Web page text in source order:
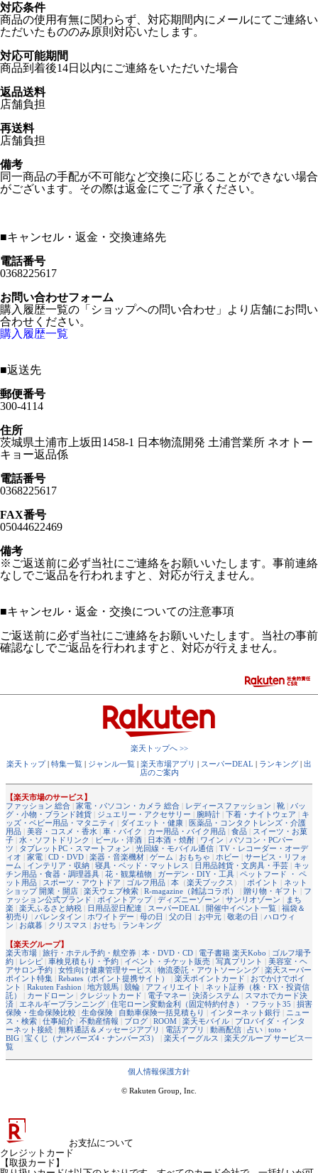
対応条件
商品の使用有無に関わらず、対応期間内にメールにてご連絡い
ただいたもののみ原則対応いたします。
対応可能期間
商品到着後14日以内にご連絡をいただいた場合
返品送料
店舗負担
再送料
店舗負担
備考
同一商品の手配が不可能など交換に応じることができない場合
がございます。その際は返金にてご了承ください。
■キャンセル・返金・交換連絡先
電話番号
0368225617
お問い合わせフォーム
購入履歴一覧の「ショップヘの問い合わせ」より店舗にお問い
合わせください。
購入履歴一覧
■返送先
郵便番号
300-4114
住所
茨城県土浦市上坂田1458-1 日本物流開発 土浦営業所 ネオトー
キョー返品係
電話番号
0368225617
FAX番号
05044622469
備考
※ご返送前に必ず当社にご連絡をお願いいたします。事前連絡
なしでご返品を行われますと、対応が行えません。
■キャンセル・返金・交換についての注意事項
ご返送前に必ず当社にご連絡をお願いいたします。当社の事前
確認なしでご返品を行われますと、対応が行えません。
楽天トップへ >>
楽天トップ| 特集一覧 | ジャンル一覧 | 楽天市場アプリ | スーパーDEAL | ランキング | 出
店のご案内
【楽天市場のサービス】
ファッション 総合 | 家電・パソコン・カメラ 総合 | レディースファッション | 靴 | バッ
グ・小物・ブランド雑貨 | ジュエリー・アクセサリー | 腕時計 | 下着・ナイトウェア | キ
ッズ・ベビー用品・マタニティ | ダイエット・健康 | 医薬品・コンタクトレンズ・介護
用品 | 美容・コスメ・香水 | 車・バイク | カー用品・バイク用品 | 食品 | スイーツ・お菓
子 | 水・ソフトドリンク | ビール・洋酒 | 日本酒・焼酎 | ワイン | パソコン・PCパー
ツ | タブレットPC・スマートフォン | 光回線・モバイル通信 | TV・レコーダー・オーデ
ィオ | 家電 | CD・DVD | 楽器・音楽機材 | ゲーム | おもちゃ | ホビー | サービス・リフォ
ーム | インテリア・収納 | 寝具・ベッド・マットレス | 日用品雑貨・文房具・手芸 | キッ
チン用品・食器・調理器具 | 花・観葉植物 | ガーデン・DIY・工具 | ペットフード ・ ペ
ット用品 | スポーツ・アウトドア | ゴルフ用品 | 本 （楽天ブックス ） | ポイント | ネット
ショップ 開業・開店 | 楽天ウェブ検索 | R-magazine（雑誌コラボ） | 贈り物・ギフト | フ
ァッション公式ブランド | ポイントアップ| ディズニーゾーン | サンリオゾーン | まち
楽 | 楽天ふるさと納税 | 日用品翌日配達 | スーパーDEAL | 開催中イベント一覧 | 福袋＆
初売り | バレンタイン | ホワイトデー | 母の日 | 父の日 | お中元 | 敬老の日 | ハロウィ
ン | お歳暮 | クリスマス | おせち | ランキング
【楽天グループ】
楽天市場 | 旅行・ホテル予約・航空券 | 本・DVD・CD | 電子書籍 楽天Kobo | ゴルフ場予
約 | レシピ | 車検見積もり・予約 | イベント・チケット販売 | 写真プリント | 美容室・ヘ
アサロン予約 | 女性向け健康管理サービス | 物流委託・アウトソーシング | 楽天スーパー
ポイント特集 | Rebates（ポイント提携サイト） | 楽天ポイントカード | おでかけでポイ
ント | Rakuten Fashion | 地方競馬 | 競輪 | アフィリエイト | ネット証券（株・FX・投資信
託）
| カードローン | クレジットカード | 電子マネー | 決済システム | スマホでカード決
済 | エネルギープランニング | 住宅ローン変動金利（固定特約付き）・フラット35 | 損害
保険・生命保険比較 | 生命保険 | 自動車保険一括見積もり | インターネット銀行 | ニュー
ス・検索 | 仕事紹介 | 不動産情報 | ブログ | ROOM | 楽天モバイル | プロバイダ・インタ
ーネット接続 | 無料通話＆メッセージアプリ | 電話アプリ | 動画配信 | 占い | toto・
BIG | 宝くじ（ナンバーズ4・ナンバーズ3） | 楽天イーグルス | 楽天グループ サービス一
覧
個人情報保護方針
© Rakuten Group, Inc.
お支払について
クレジットカード
【取扱カード】